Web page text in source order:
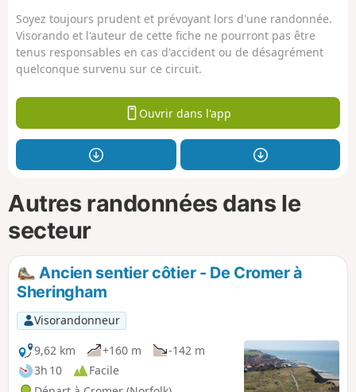
Soyez toujours prudent et prévoyant lors d'une randonnée.
Visorando et l'auteur de cette fiche ne pourront pas être
tenus responsables en cas d'accident ou de désagrément
quelconque survenu sur ce circuit.
Ouvrir dans l'app
Autres randonnées dans le
secteur
Ancien sentier côtier - De Cromer à
Sheringham
Visorandonneur
9,62 km
+160 m
-142 m
3h 10
Facile